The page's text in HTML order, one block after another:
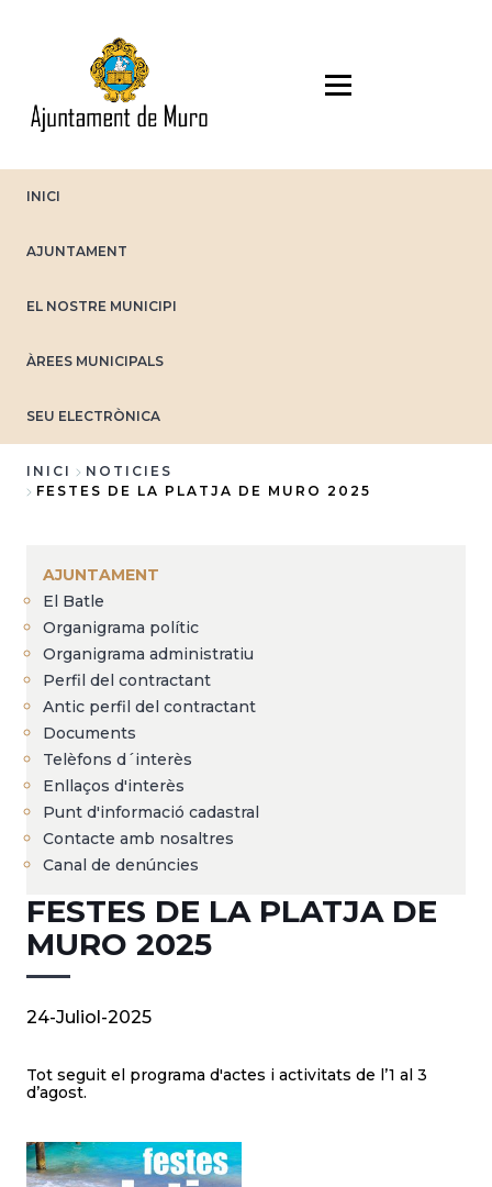
INICI
AJUNTAMENT
EL NOSTRE MUNICIPI
ÀREES MUNICIPALS
SEU ELECTRÒNICA
INICI
NOTICIES
FESTES DE LA PLATJA DE MURO 2025
AJUNTAMENT
El Batle
Organigrama polític
Organigrama administratiu
Perfil del contractant
Antic perfil del contractant
Documents
Telèfons d´interès
Enllaços d'interès
Punt d'informació cadastral
Contacte amb nosaltres
Canal de denúncies
FESTES DE LA PLATJA DE
MURO 2025
24-Juliol-2025
Tot seguit el programa d'actes i activitats de l’1 al 3
d’agost.